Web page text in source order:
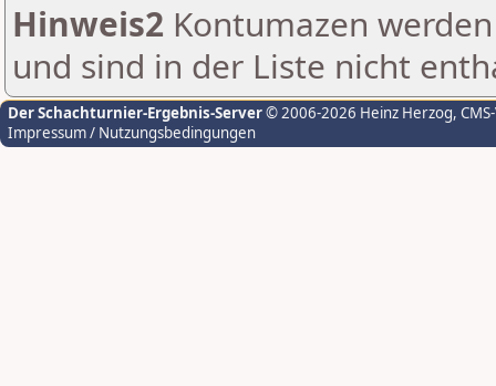
Hinweis2 Kontumazen
und sind in der Liste nicht
Der Schachturnier-Ergebnis-Server© 2006-2026 Heinz Herzog,
Impressum / Nutzungsbedingungen